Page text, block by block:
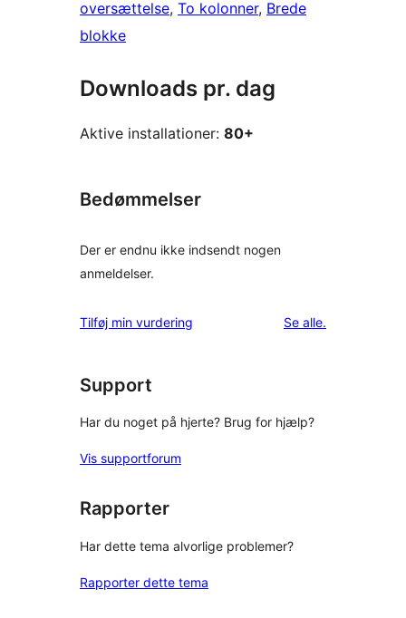
oversættelse, To kolonner, Brede
blokke
Downloads pr. dag
Aktive installationer: 80+
Bedømmelser
Der er endnu ikke indsendt nogen
anmeldelser.
Tilføj min vurdering Se alleanmeldelser
.
Support
Har du noget på hjerte? Brug for hjælp?
Vis supportforum
Rapporter
Har dette tema alvorlige problemer?
Rapporter dette tema